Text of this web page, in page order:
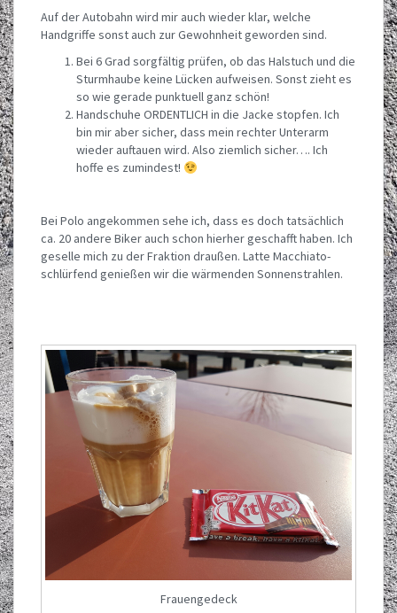
Auf der Autobahn wird mir auch wieder klar, welche
Handgriffe sonst auch zur Gewohnheit geworden sind.
Bei 6 Grad sorgfältig prüfen, ob das Halstuch und die
Sturmhaube keine Lücken aufweisen. Sonst zieht es
so wie gerade punktuell ganz schön!
Handschuhe ORDENTLICH in die Jacke stopfen. Ich
bin mir aber sicher, dass mein rechter Unterarm
wieder auftauen wird. Also ziemlich sicher…. Ich
hoffe es zumindest!
Bei Polo angekommen sehe ich, dass es doch tatsächlich
ca. 20 andere Biker auch schon hierher geschafft haben. Ich
geselle mich zu der Fraktion draußen. Latte Macchiato-
schlürfend genießen wir die wärmenden Sonnenstrahlen.
Frauengedeck